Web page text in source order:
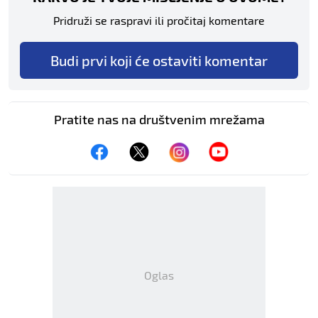
Pridruži se raspravi ili pročitaj komentare
Budi prvi koji će ostaviti komentar
Pratite nas na društvenim mrežama
Oglas